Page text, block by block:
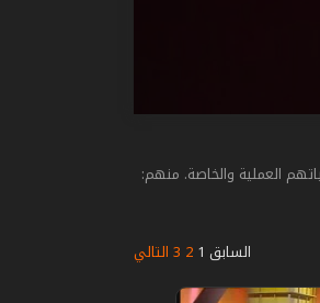
العملية والخاصة. منهم:
السابق 1
2
3 التالي